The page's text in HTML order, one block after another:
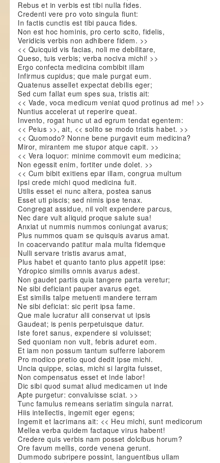
Rebus et in verbis est tibi nulla fides.
Credenti vere pro voto singula fiunt:
In factis cunctis est tibi pauca fides.
Non est hoc hominis, pro certo scito, fidelis,
Veridicis verbis non adhibere fidem. >>
<< Quicquid vis facias, noli me debilitare,
Queso, tuis verbis; verba nociva michi! >>
Ergo confecta medicina combibit illam
Infirmus cupidus; que male purgat eum.
Quatenus assellet expectat debilis eger;
Sed cum fallat eum spes sua, tristis ait:
<< Vade, voca medicum veniat quod protinus ad me! >>
Nuntius accelerat ut reperire queat.
Invento, rogat hunc ut ad egrum tendat egentem:
<< Peius >>, ait, << solito se modo tristis habet. >>
<< Quomodo? Nonne bene purgavit eum medicina?
Miror, mirantem me stupor atque capit. >>
<< Vera loquor: minime commovit eum medicina;
Non egessit enim, fortiter unde dolet. >>
<< Cum bibit exitiens epar illam, congrua multum
Ipsi crede michi quod medicina fuit.
Utilis esset ei nunc altera, postea sanus
Esset uti piscis; sed nimis ipse tenax.
Congregat assidue, nil volt expendere parcus,
Nec dare vult aliquid proque salute sua!
Anxiat ut nummis nummos coniungat avarus;
Plus nummos quam se quisquis avarus amat.
In coacervando patitur mala multa fidemque
Nulli servare tristis avarus amat,
Plus habet et quanto tanto plus appetit ipse:
Ydropico similis omnis avarus adest.
Non gaudet partis quia tangere parta veretur;
Ne sibi deficiant pauper avarus eget.
Est similis talpe metuenti mandere terram
Ne sibi deficiat: sic perit ipsa fame.
Que male lucratur alii conservat ut ipsis
Gaudeat; is penis perpetuisque datur.
Iste foret sanus, expendere si voluisset;
Sed quoniam non vult, febris aduret eom.
Et iam non possum tantum sufferre laborem
Pro modico pretio quod dedit ipse michi.
Uncia quippe, scias, michi si largita fuisset,
Non compensatus esset et inde labor!
Dic sibi quod sumat aliud medicamen ut inde
Apte purgetur: convaluisse sciat. >>
Tunc famulus remeans seriatim singula narrat.
Hiis intellectis, ingemit eger egens;
Ingemit et lacrimans ait: << Heu michi, sunt medicorum
Mellea verba quidem factaque virus habent!
Credere quis verbis nam posset dolcibus horum?
Ore favum mellis, corde venena gerunt.
Dummodo subripere possint, languentibus ullam